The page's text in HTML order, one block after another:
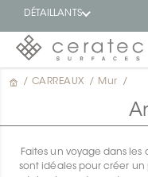
DÉTAILLANTS
En
/ CARREAUX / Mur /
Faites un voyage dans les
sont idéales pour créer